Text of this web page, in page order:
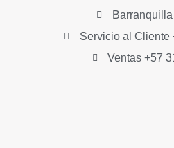
Servicio al Cliente
Ventas +57